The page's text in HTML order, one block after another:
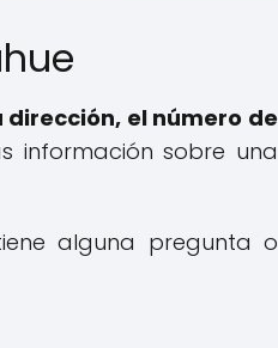
dirección, el número de
información sobre una
alguna pregunta o